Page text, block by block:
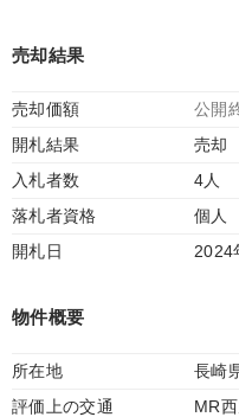
売却結果
売却価額
公開
開札結果
売却
入札者数
4人
落札者資格
個人
開札日
2024
物件概要
所在地 長崎
評価上の交通
MR